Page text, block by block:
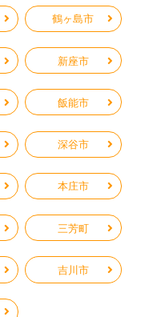
鶴ヶ島市
新座市
飯能市
深谷市
本庄市
三芳町
吉川市